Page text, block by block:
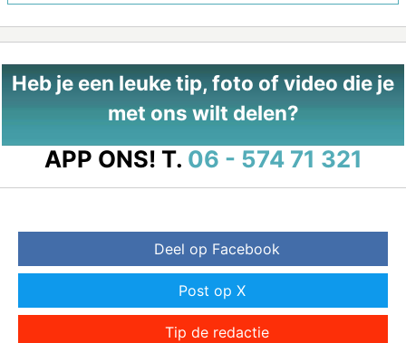
Heb je een leuke tip, foto of video die je
met ons wilt delen?
APP ONS! T. 06 - 574 71 321
Deel op Facebook
Post op X
Tip de redactie